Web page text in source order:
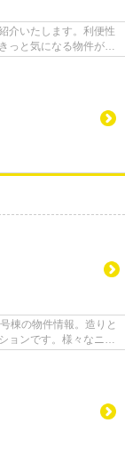
介いたします。利便性
っと気になる物件が見
棟の物件情報。造りと
ョンです。様々なニー